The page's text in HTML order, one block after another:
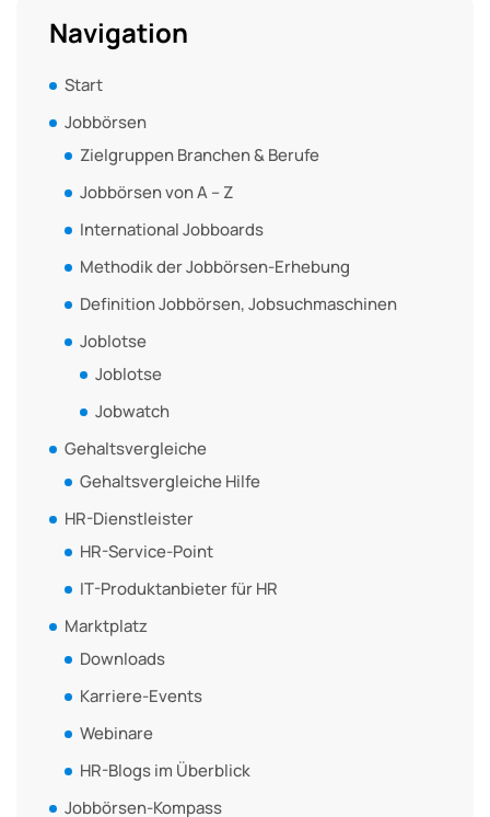
Navigation
Start
Jobbörsen
Zielgruppen Branchen & Berufe
Jobbörsen von A – Z
International Jobboards
Methodik der Jobbörsen-Erhebung
Definition Jobbörsen, Jobsuchmaschinen
Joblotse
Joblotse
Jobwatch
Gehaltsvergleiche
Gehaltsvergleiche Hilfe
HR-Dienstleister
HR-Service-Point
IT-Produktanbieter für HR
Marktplatz
Downloads
Karriere-Events
Webinare
HR-Blogs im Überblick
Jobbörsen-Kompass